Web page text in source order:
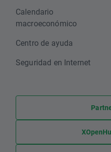
Calendario
macroeconómico
Centro de ayuda
Seguridad en Internet